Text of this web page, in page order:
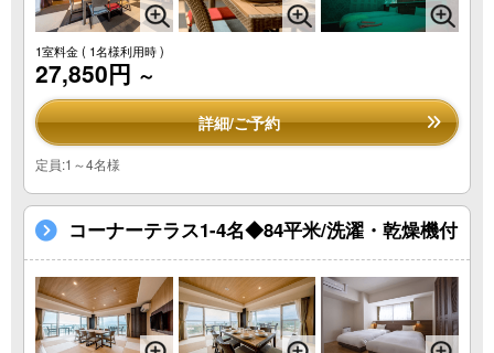
1室料金( 1名様利用時 )
27,850円 ～
詳細/ご予約
定員:1～4名様
コーナーテラス1-4名◆84平米/洗濯・乾燥機付